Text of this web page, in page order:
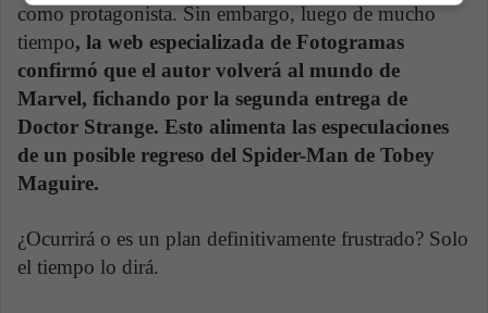
como protagonista. Sin embargo, luego de mucho
tiempo, la web especializada de Fotogramas
confirmó que el autor volverá al mundo de
Marvel, fichando por la segunda entrega de
Doctor Strange. Esto alimenta las especulaciones
de un posible regreso del Spider-Man de Tobey
Maguire.
¿Ocurrirá o es un plan definitivamente frustrado? Solo
el tiempo lo dirá.